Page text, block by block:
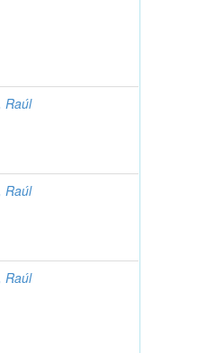
Raúl
Raúl
Raúl